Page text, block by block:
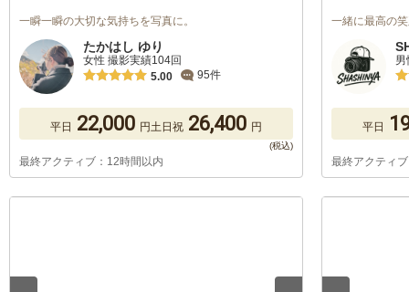
一瞬一瞬の大切な気持ちを写真に。
たかはし ゆり
女性 撮影実績104回
5.00
95件
平日 22,000 円土日祝 26,400 円
最終アクティブ：12時間以内
一緒に最高の
平日
最終アクティ